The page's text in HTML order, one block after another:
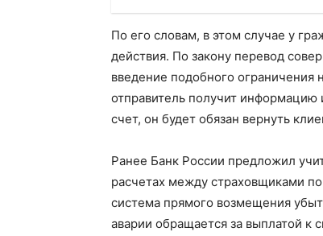
По его словам, в этом случае у
действия. По закону перевод
введение подобного ограничения
отправитель получит информацию
счет, он будет обязан вернуть
Ранее Банк России предложил
расчетах между страховщиками
система прямого возмещения
аварии обращается за выплатой к